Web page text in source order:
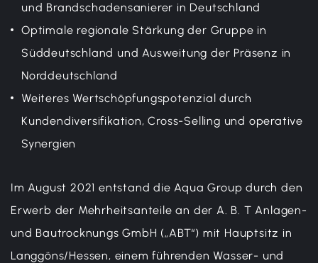
und Brandschadensanierer in Deutschland
Optimale regionale Stärkung der Gruppe in
Süddeutschland und Ausweitung der Präsenz in
Norddeutschland
Weiteres Wertschöpfungspotenzial durch
Kundendiversifikation, Cross-Selling und operative
Synergien
Im August 2021 entstand die Aqua Group durch den
Erwerb der Mehrheitsanteile an der A. B. T Anlagen-
und Bautrocknungs GmbH („ABT“) mit Hauptsitz in
Langgöns/Hessen, einem führenden Wasser- und